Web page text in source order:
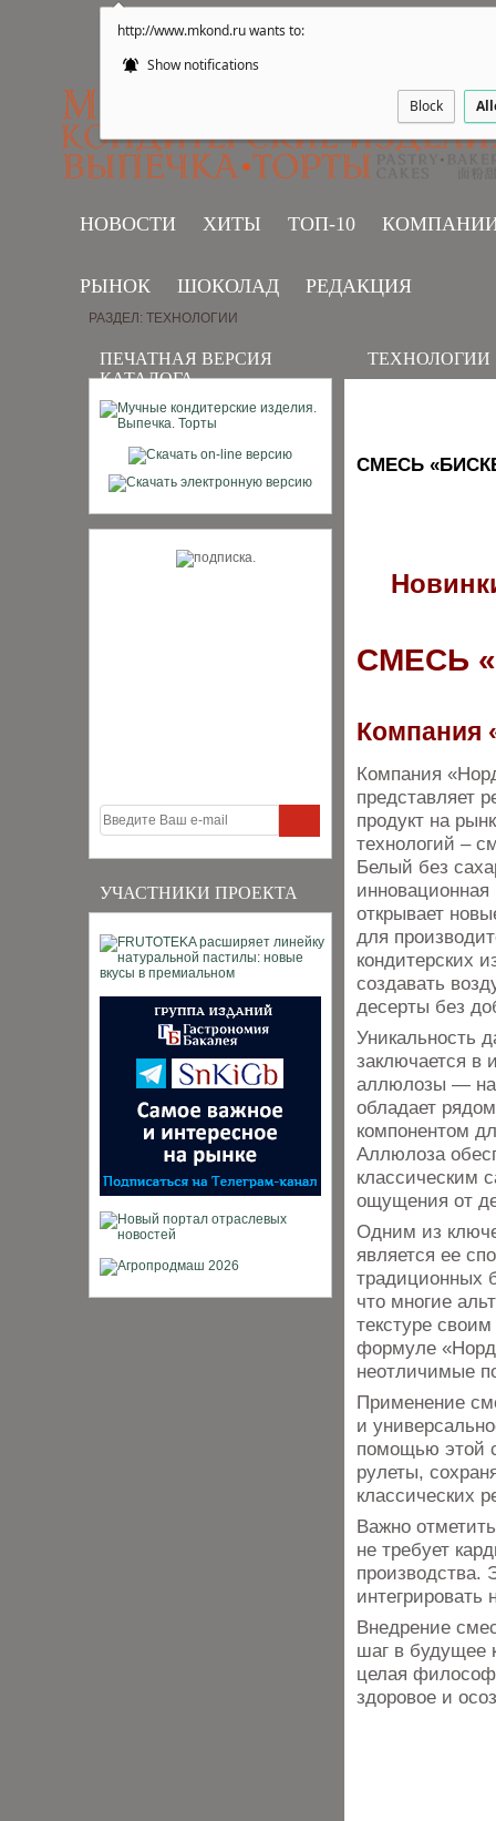
http://www.mkond.ru wants to:
Show notifications
Block
НОВОСТИ ХИТЫ ТОП-10
РЫНОК ШОКОЛАД РЕДАКЦИЯ
ПЕЧАТНАЯ ВЕРСИЯ
КАТАЛОГА
УЧАСТНИКИ ПРОЕКТА
РАЗДЕЛ: ТЕХНОЛОГИИ
ТЕХНОЛОГИИ
СМЕСЬ
СМЕСЬ
Компания
Компания
представляет
продукт на
технологий –
Белый без
инновационная
открывает
для
кондитерских
создавать
десерты без
Уникальность
заключается в
аллюлозы —
обладает
компонентом
Аллюлоза
классическим
ощущения от
Одним из
является ее
традиционных
что многие
текстуре
формуле «Норд
неотличимые
Применение
и
помощью этой
рулеты,
классических
Важно
не требует
производства.
Внедрение
шаг в будущее
целая
здоровое и